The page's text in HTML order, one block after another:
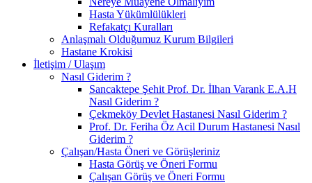
Hasta Yükümlülükleri
Refakatçı Kuralları
Anlaşmalı Olduğumuz Kurum Bilgileri
Hastane Krokisi
İletişim / Ulaşım
Nasıl Giderim ?
Sancaktepe Şehit Prof. Dr. İlhan Varank E.A.H
Nasıl Giderim ?
Çekmeköy Devlet Hastanesi Nasıl Giderim ?
Prof. Dr. Feriha Öz Acil Durum Hastanesi Nasıl
Giderim ?
Çalışan/Hasta Öneri ve Görüşleriniz
Hasta Görüş ve Öneri Formu
Çalışan Görüş ve Öneri Formu